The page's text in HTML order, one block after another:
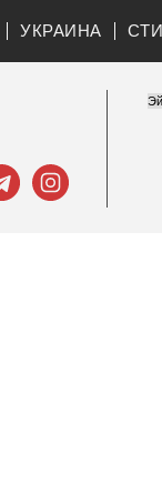
УКРАИНА